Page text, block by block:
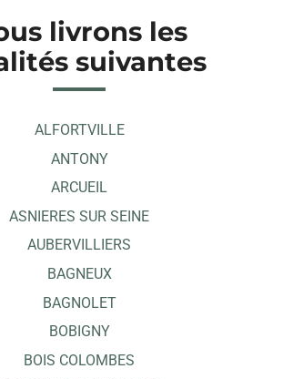
livrons les
suivantes
ALFORTVILLE
ANTONY
ARCUEIL
ASNIERES SUR SEINE
AUBERVILLIERS
BAGNEUX
BAGNOLET
BOBIGNY
BOIS COLOMBES